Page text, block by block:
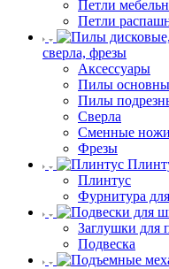
Петли
Петли
сверла, фрезы
Аксессуары
Пилы
Пилы
Сверла
Сменные ножи
Фрезы
Плинтус
Фурнитура
Заглушки для
Подвеска